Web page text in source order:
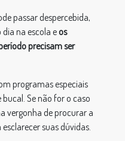
passar despercebida,
na escola eos
precisam ser
programas especiais
Se não for o caso
vergonha de procurar a
suas dúvidas.